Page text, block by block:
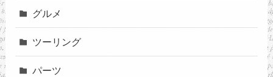
グルメ
ツーリング
パーツ